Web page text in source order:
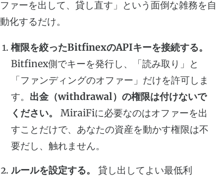
ファーを出して、貸し直す」という面倒な雑務を自
動化するだけ。
権限を絞ったBitfinexのAPIキーを接続する。
Bitfinex側でキーを発行し、「読み取り」と
「ファンディングのオファー」だけを許可しま
す。 出金（withdrawal）の権限は付けないで
ください。
MiraiFiに必要なのはオファーを出
すことだけで、あなたの資産を動かす権限は不
要だし、触れません。
ルールを設定する。
貸し出してよい最低利